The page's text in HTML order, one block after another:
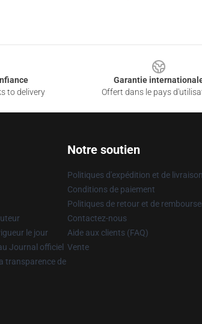
to delivery
Garantie
Offert dans le pays
le jour
Journal officiel
transparence de
Notre soutien
Politiques d'expédition et de livraison
Conditions de paiement
Politiques de retour et de
Contactez-nous
Aide aux clients (FAQ)
Vente